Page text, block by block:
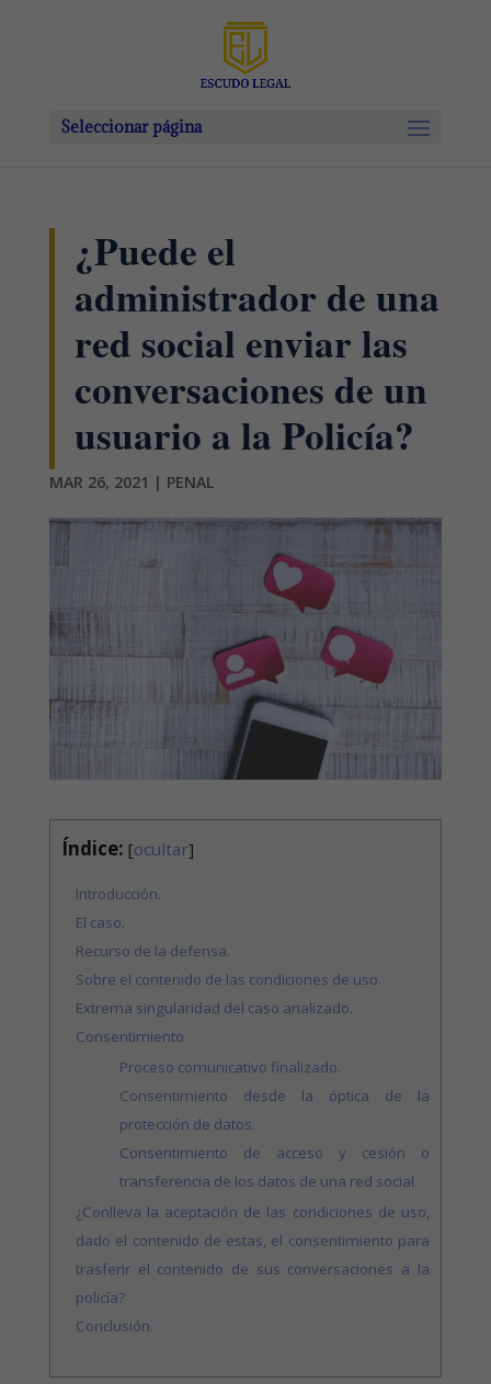
Seleccionar página
¿Puede el
administrador de una
red social enviar las
conversaciones de un
usuario a la Policía?
MAR 26, 2021 | PENAL
Índice: [ocultar]
Introducción.
El caso.
Recurso de la defensa.
Sobre el contenido de las condiciones de uso.
Extrema singularidad del caso analizado.
Consentimiento
Proceso comunicativo finalizado.
Consentimiento desde la óptica de la
protección de datos.
Consentimiento de acceso y cesión o
transferencia de los datos de una red social.
¿Conlleva la aceptación de las condiciones de uso,
dado el contenido de estas, el consentimiento para
trasferir el contenido de sus conversaciones a la
policía?
Conclusión.